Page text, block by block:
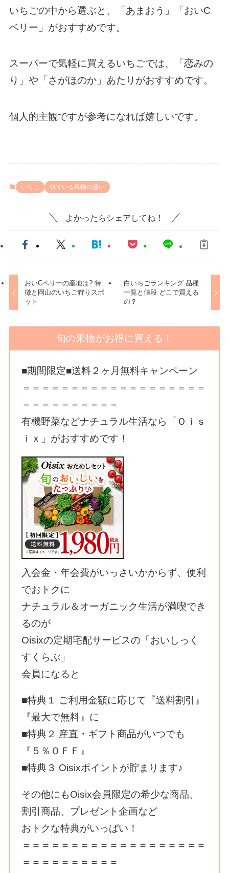
いちごの中から選ぶと、「あまおう」「おいC
ベリー」がおすすめです。
スーパーで気軽に買えるいちごでは、「恋みの
り」や「さがほのか」あたりがおすすめです。
個人的主観ですが参考になれば嬉しいです。
いちご 似ている果物の違い
よかったらシェアしてね！
おいCベリーの産地は? 特
徴と岡山のいちご狩りスポ
ット
白いちごランキング 品種
一覧と値段 どこで買える
の？
旬の果物がお得に買える！
■期間限定■送料２ヶ月無料キャンペーン
＝＝＝＝＝＝＝＝＝＝＝＝＝＝＝＝＝＝＝
＝＝＝＝＝＝＝＝＝＝
有機野菜などナチュラル生活なら「Ｏｉｓ
ｉｘ」がおすすめです！
入会金・年会費がいっさいかからず、便利
でおトクに
ナチュラル＆オーガニック生活が満喫でき
るのが
Оisixの定期宅配サービスの「おいしっく
すくらぶ」
会員になると
■特典１ ご利用金額に応じて『送料割引』
『最大で無料』に
■特典２ 産直・ギフト商品がいつでも
『５％ＯＦＦ』
■特典３ Оisixポイントが貯まります♪
その他にもОisix会員限定の希少な商品、
割引商品、プレゼント企画など
おトクな特典がいっぱい！
＝＝＝＝＝＝＝＝＝＝＝＝＝＝＝＝＝＝＝
＝＝＝＝＝＝＝＝＝＝